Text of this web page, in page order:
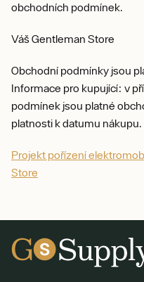
obchodních podmínek.
Váš Gentleman Store
Obchodní podmínky jsou
Informace pro kupující: v
podmínek jsou platné
platnosti k datumu nákupu.
Projekt pořízení
Store